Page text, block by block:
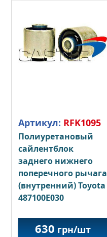
Артикул: RFK1095
Полиуретановый
сайлентблок
заднего нижнего
поперечного рычага
(внутренний) Toyota
487100E030
630 грн/шт